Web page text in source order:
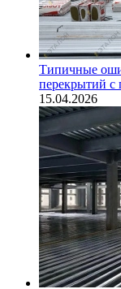
Типичные
перекрытий с
15.04.2026